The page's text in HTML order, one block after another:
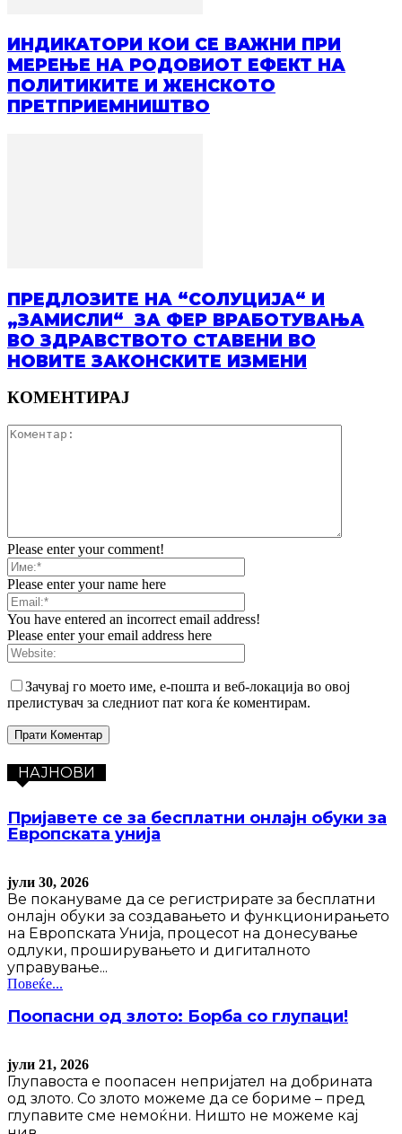
ИНДИКАТОРИ КОИ СЕ ВАЖНИ ПРИ
МЕРЕЊЕ НА РОДОВИОТ ЕФЕКТ НА
ПОЛИТИКИТЕ И ЖЕНСКОТО
ПРЕТПРИЕМНИШТВО
ПРЕДЛОЗИТЕ НА “СОЛУЦИЈА“ И
„ЗАМИСЛИ“ ЗА ФЕР ВРАБОТУВАЊА
ВО ЗДРАВСТВОТО СТАВЕНИ ВО
НОВИТЕ ЗАКОНСКИТЕ ИЗМЕНИ
КОМЕНТИРАЈ
Please enter your comment!
Please enter your name here
You have entered an incorrect email address!
Please enter your email address here
Зачувај го моето име, е-пошта и веб-локација во овој
прелистувач за следниот пат кога ќе коментирам.
НАЈНОВИ
Пријавете се за бесплатни онлајн обуки за
Европската унија
јули 30, 2026
Ве покануваме да се регистрирате за бесплатни
онлајн обуки за создавањето и функционирањето
на Европската Унија, процесот на донесување
одлуки, проширувањето и дигиталното
управување...
Повеќе...
Поопасни од злото: Борба со глупаци!
јули 21, 2026
Глупавоста е поопасен непријател на добрината
од злото. Со злото можеме да се бориме – пред
глупавите сме немоќни. Ништо не можеме кај